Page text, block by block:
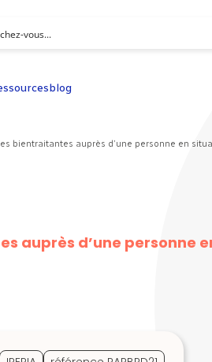
blog
bientraitantes auprès d’une personne en
auprès d’une personne